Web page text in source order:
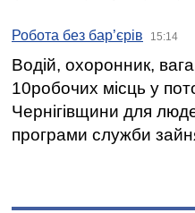
Робота без бар’єрів 15:14
Водій, охоронник,
10робочих місць у
Чернігівщини для
програми служби